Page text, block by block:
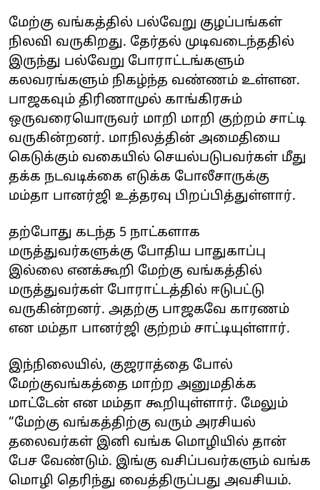
மேற்கு வங்கத்தில் பல்வேறு குழப்பங்கள்
நிலவி வருகிறது. தேர்தல் முடிவடைந்ததில்
இருந்து பல்வேறு போராட்டங்களும்
கலவரங்களும் நிகழ்ந்த வண்ணம் உள்ளன.
பாஜகவும் திரிணாமுல் காங்கிரசும்
ஒருவரையொருவர் மாறி மாறி குற்றம் சாட்டி
வருகின்றனர். மாநிலத்தின் அமைதியை
கெடுக்கும் வகையில் செயல்படுபவர்கள் மீது
தக்க நடவடிக்கை எடுக்க போலீசாருக்கு
மம்தா பானர்ஜி உத்தரவு பிறப்பித்துள்ளார்.
தற்போது கடந்த 5 நாட்களாக
மருத்துவர்களுக்கு போதிய பாதுகாப்பு
இல்லை எனக்கூறி மேற்கு வங்கத்தில்
மருத்துவர்கள் போராட்டத்தில் ஈடுபட்டு
வருகின்றனர். அதற்கு பாஜகவே காரணம்
என மம்தா பானர்ஜி குற்றம் சாட்டியுள்ளார்.
இந்நிலையில், குஜராத்தை போல்
மேற்குவங்கத்தை மாற்ற அனுமதிக்க
மாட்டேன் என மம்தா கூறியுள்ளார். மேலும்
“மேற்கு வங்கத்திற்கு வரும் அரசியல்
தலைவர்கள் இனி வங்க மொழியில் தான்
பேச வேண்டும். இங்கு வசிப்பவர்களும் வங்க
மொழி தெரிந்து வைத்திருப்பது அவசியம்.